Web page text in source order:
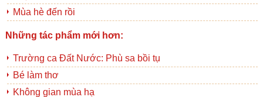
Mùa hè đến rồi
Những tác phẩm mới hơn:
Trường ca Đất Nước: Phù sa bồi tụ
Bé làm thơ
Không gian mùa hạ